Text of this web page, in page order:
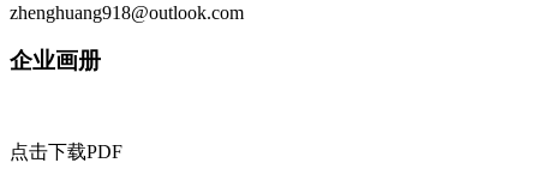
zhenghuang918@outlook.com
企业画册
点击下载PDF